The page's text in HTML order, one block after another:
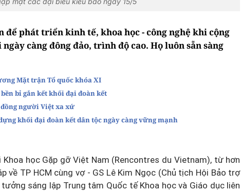
phát triển kinh tế, khoa học - công nghệ khi cộng
càng đông đảo, trình độ cao. Họ luôn sẵn sàng
Mặt trận Tổ quốc khóa XI
bỉ gắn kết khối đại đoàn kết
người Việt xa xứ
khối đại đoàn kết dân tộc ngày càng vững mạnh
Khoa học Gặp gỡ Việt Nam (Rencontres du Vietnam), từ hơn
TP HCM cùng vợ - GS Lê Kim Ngọc (Chủ tịch Hội Bảo trợ
sáng lập Trung tâm Quốc tế Khoa học và Giáo dục liên